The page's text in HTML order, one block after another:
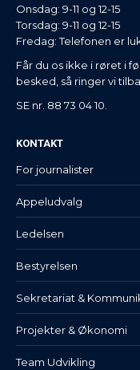
Onsdag: 9-11 og 12-15
Torsdag: 9-11 og 12-15
Fredag: Telefonen er
Får du os ikke i røret i
besked, så ringer vi
SE nr. 88 73 04 10.
KONTAKT
For journalister
Appeludvalg
Ledelsen
Bestyrelsen
Sekretariat &
Projekter & Økonomi
Team Udvikling